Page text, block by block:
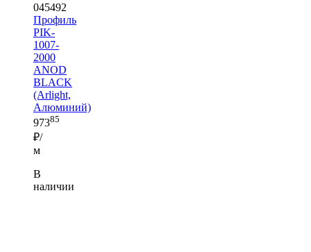
045492
Профиль
PIK-
1007-
2000
ANOD
BLACK
(Arlight,
Алюминий)
97385
₽/
м
В
наличии